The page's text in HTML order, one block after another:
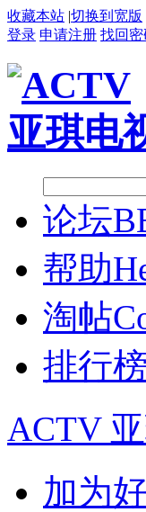
收藏本站 |切换到宽版
登录 申请注册 找回密
论坛
帮助
淘帖
排行榜
ACTV
加为